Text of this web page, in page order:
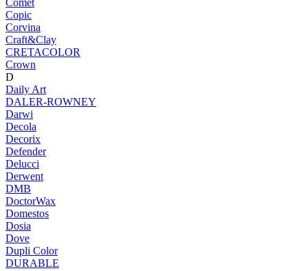
Comet
Copic
Corvina
Craft&Clay
CRETACOLOR
Crown
D
Daily Art
DALER-ROWNEY
Darwi
Decola
Decorix
Defender
Delucci
Derwent
DMB
DoctorWax
Domestos
Dosia
Dove
Dupli Color
DURABLE